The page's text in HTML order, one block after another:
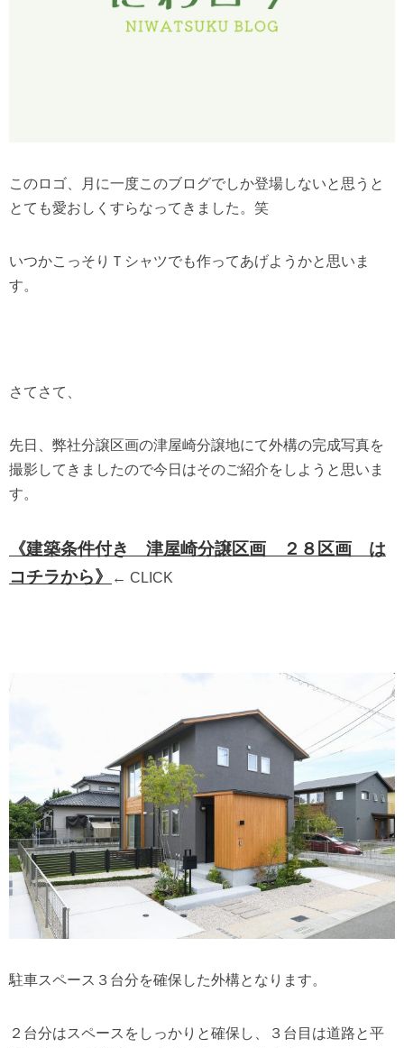
このロゴ、月に一度このブログでしか登場しないと思うと
とても愛おしくすらなってきました。笑
いつかこっそりＴシャツでも作ってあげようかと思いま
す。
さてさて、
先日、弊社分譲区画の津屋崎分譲地にて外構の完成写真を
撮影してきましたので今日はそのご紹介をしようと思いま
す。
《建築条件付き 津屋崎分譲区画 ２８区画 は
コチラから》
← CLICK
駐車スペース３台分を確保した外構となります。
２台分はスペースをしっかりと確保し、３台目は道路と平